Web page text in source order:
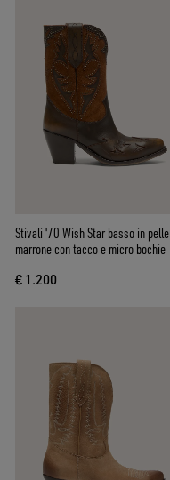
Stivali '70 Wish Star basso in pelle
marrone con tacco e micro bochie
€ 1.200